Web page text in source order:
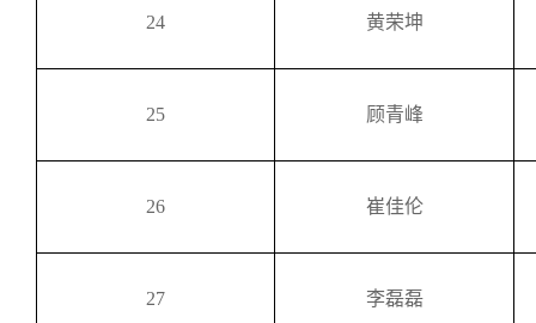
24 黄荣坤
25 顾青峰
26 崔佳伦
27 李磊磊